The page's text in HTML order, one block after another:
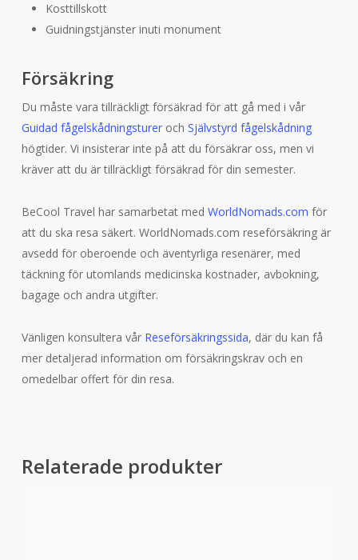
Kosttillskott
Guidningstjänster inuti monument
Försäkring
Du måste vara tillräckligt försäkrad för att gå med i vår
Guidad fågelskådningstureroch Självstyrd fågelskådning
högtider. Vi insisterar inte på att du försäkrar oss, men vi
kräver att du är tillräckligt försäkrad för din semester.
BeCool Travel har samarbetat med WorldNomads.com för
att du ska resa säkert. WorldNomads.com reseförsäkring är
avsedd för oberoende och äventyrliga resenärer, med
täckning för utomlands medicinska kostnader, avbokning,
bagage och andra utgifter.
Vänligen konsultera vår Reseförsäkringssida, där du kan få
mer detaljerad information om försäkringskrav och en
omedelbar offert för din resa.
Relaterade produkter